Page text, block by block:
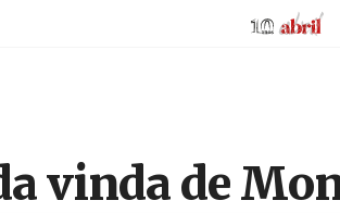
vinda de